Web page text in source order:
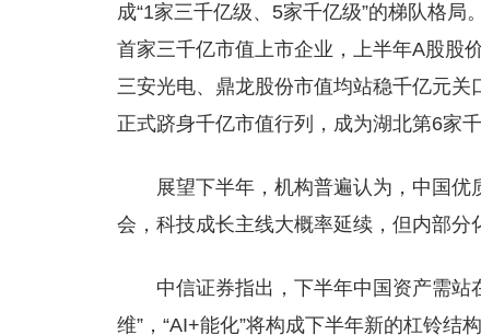
成“1家三千亿级、5家千亿级”的梯队格
首家三千亿市值上市企业，上半年A股股
三安光电、鼎龙股份市值均站稳千亿元
正式跻身千亿市值行列，成为湖北第6家
展望下半年，机构普遍认为，中国优
会，科技成长主线大概率延续，但内部分
中信证券指出，下半年中国资产需站
维”，“AI+能化”将构成下半年新的杠铃结